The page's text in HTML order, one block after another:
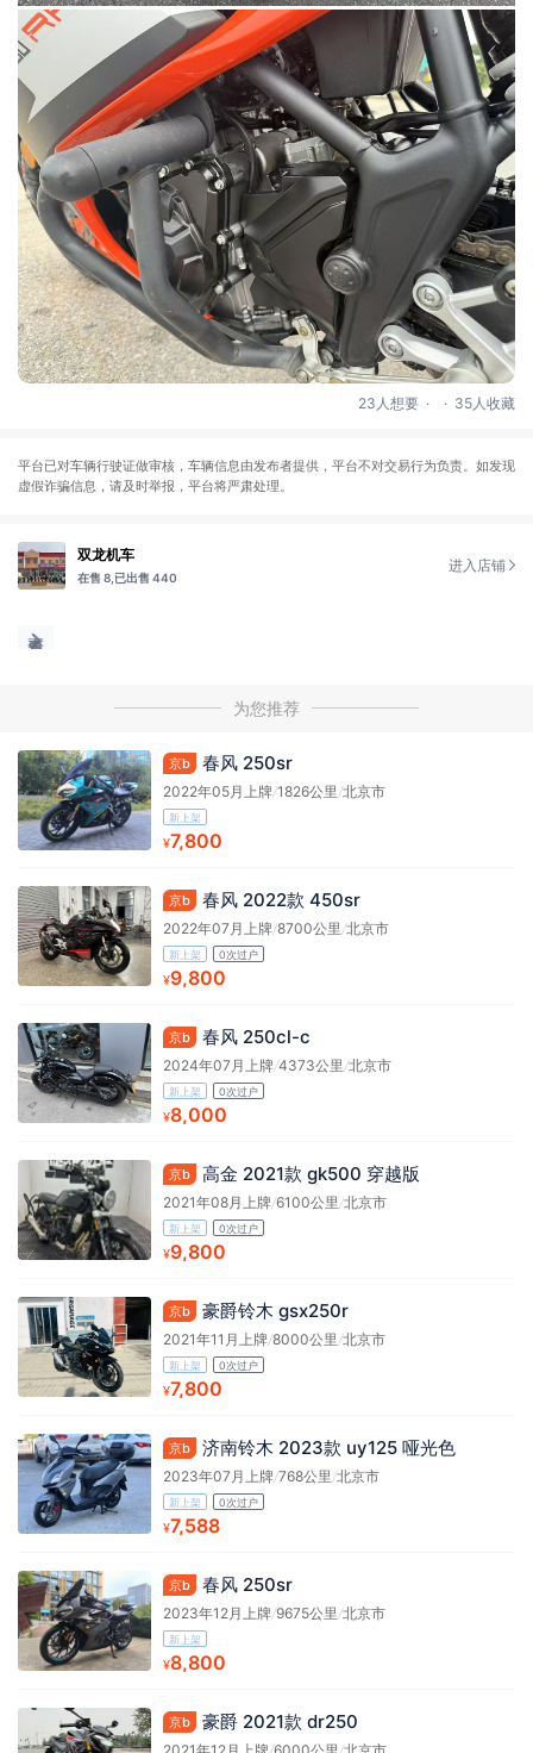
23人想要 . . 35人收藏
平台已对车辆行驶证做审核，车辆信息由发布者提供，平台不对交易行为负责。如发现
虚假诈骗信息，请及时举报，平台将严肃处理。
双龙机车
在售 8, 已出售 440
进入店铺
为您推荐
京b 春风 250sr
2022年05月上牌/1826公里/北京市
新上架
¥7,800
京b 春风 2022款 450sr
2022年07月上牌/8700公里/北京市
新上架 0次过户
¥9,800
京b 春风 250cl-c
2024年07月上牌/4373公里/北京市
新上架 0次过户
¥8,000
京b 高金 2021款 gk500 穿越版
2021年08月上牌/6100公里/北京市
新上架 0次过户
¥9,800
京b 豪爵铃木 gsx250r
2021年11月上牌/8000公里/北京市
新上架 0次过户
¥7,800
京b 济南铃木 2023款 uy125 哑光色
2023年07月上牌/768公里/北京市
新上架 0次过户
¥7,588
京b 春风 250sr
2023年12月上牌/9675公里 /北京市
新上架
¥8,800
京b 豪爵 2021款 dr250